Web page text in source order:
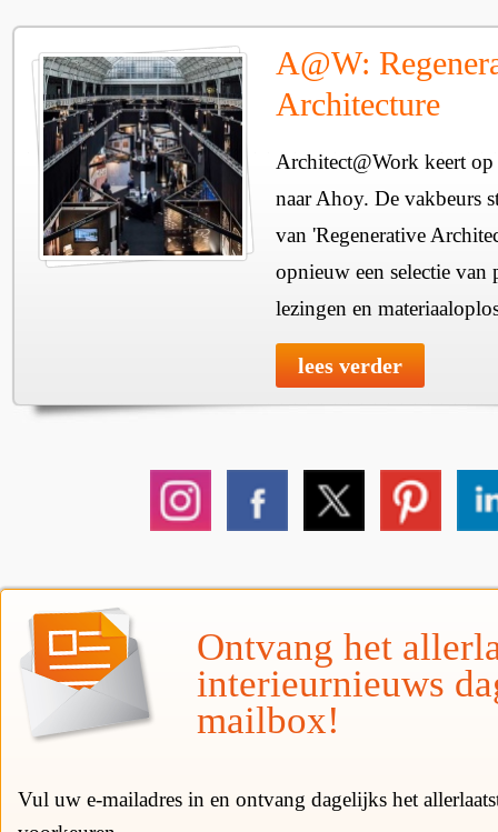
A@W:
Architecture
Architect@Work keert
naar Ahoy. De vakbeurs
van 'Regenerative
opnieuw een selectie van
lezingen en
lees verder
Ontvang het
interieurnieuws
mailbox!
Vul uw e-mailadres in en ontvang dagelijks het